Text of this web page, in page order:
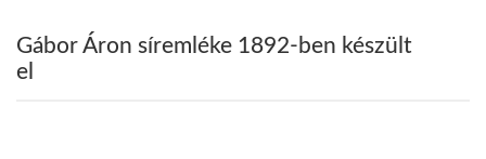
Gábor Áron síremléke 1892-ben készült
el